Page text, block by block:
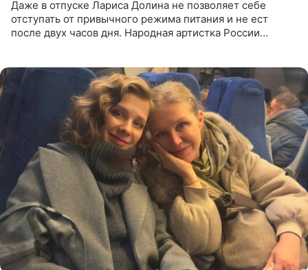
Даже в отпуске Лариса Долина не позволяет себе
отступать от привычного режима питания и не ест
после двух часов дня. Народная артистка России